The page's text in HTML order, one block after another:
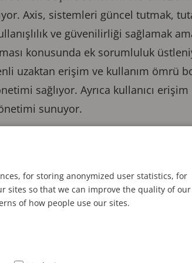
Axis, sistemleri güncel tutmak,
ve güvenilirliği sağlamak
konusunda ek sorumluluk
uzaktan erişim ve kullanım ömrü
sağlıyor. Ayrıca kullanıcı
sunuyor.
sunma sözümüzün bir
bağlantısı kullanım geçmişine
nesil bulut teknolojisini daha geniş
video işlemleri yapabilmesi,
for storing anonymized user statistics, for
sites so that we can improve the quality of our
of how people use our sites.